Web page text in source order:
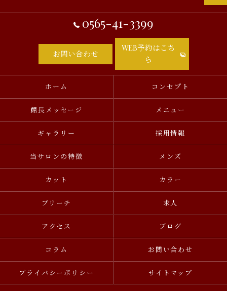
0565-41-3399
お問い合わせ
WEB予約はこち
ら
ホーム コンセプト
館長メッセージ メニュー
ギャラリー 採用情報
当サロンの特徴 メンズ
カット カラー
ブリーチ 求人
アクセス ブログ
コラム お問い合わせ
プライバシーポリシー サイトマップ